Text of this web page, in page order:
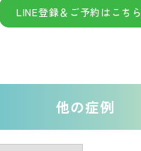
LINE登録＆ご予約はこちら
他の症例